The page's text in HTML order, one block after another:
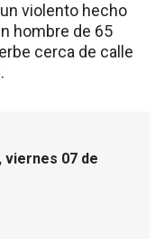
violento hecho
hombre de 65
cerca de calle
viernes 07 de